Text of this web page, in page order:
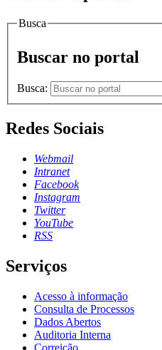
Busca
Buscar no portal
Busca:
Redes Sociais
Webmail
Intranet
Facebook
Instagram
Twitter
YouTube
RSS
Serviços
Acesso à informação
Consulta de Processos
Dados Abertos
Auditoria Interna
Correição